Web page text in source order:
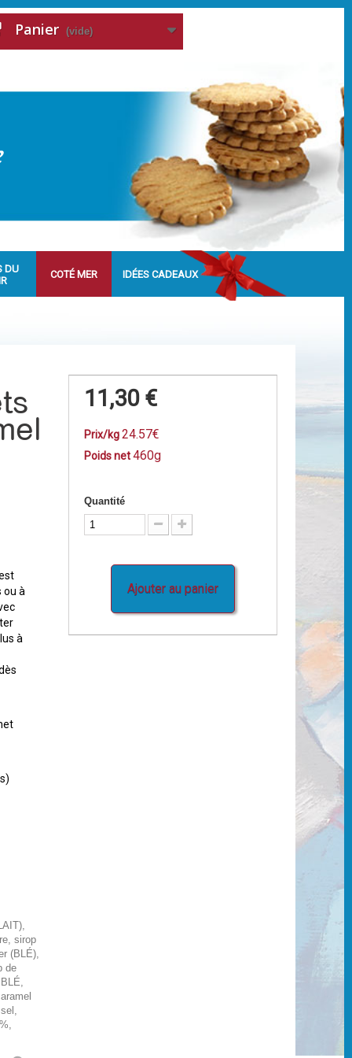
Panier (vide)
DU
COTÉ MER IDÉES CADEAUX
ou à
à
sirop
(BLÉ),
de
11,30 €
Prix/kg24.57€
Poids net460g
Quantité
Ajouter au panier